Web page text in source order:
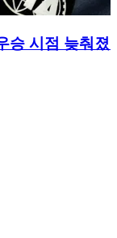
승 시점 늦춰